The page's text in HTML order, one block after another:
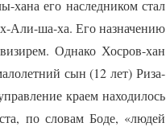
хана его наследником стал
Али-ша-ха. Его назначению
Однако Хосров-хан
сын (12 лет) Риза-
краем находилось
по словам Боде, «людей